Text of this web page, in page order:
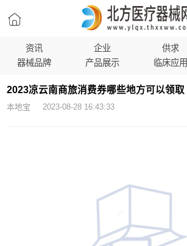
资讯 企业 供求
器械品牌
产品展示 临床应用
2023凉云南商旅消费券哪些地方可以领取
本地宝 2023-08-28 16:43:33